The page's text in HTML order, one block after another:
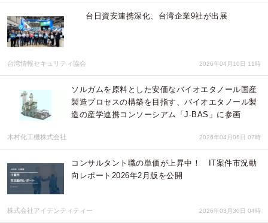
台日資安連携深化、台湾企業9社が出展
台湾情報セキュリティ協会 2026年04月10日 11時
ソルガムを原料とした安価なバイオエタノール国産
製造プロセスの構築を目指す、バイオエタノール製
造の産学連携コンソーシアム「J-BAS」に参画
木村化工機株式会社 2026年04月06日 07時
コンサルタント職の単価が上昇中！ IT案件市況動
向レポート2026年2月版を公開
株式会社アイデンティティー 2026年03月30日 04時